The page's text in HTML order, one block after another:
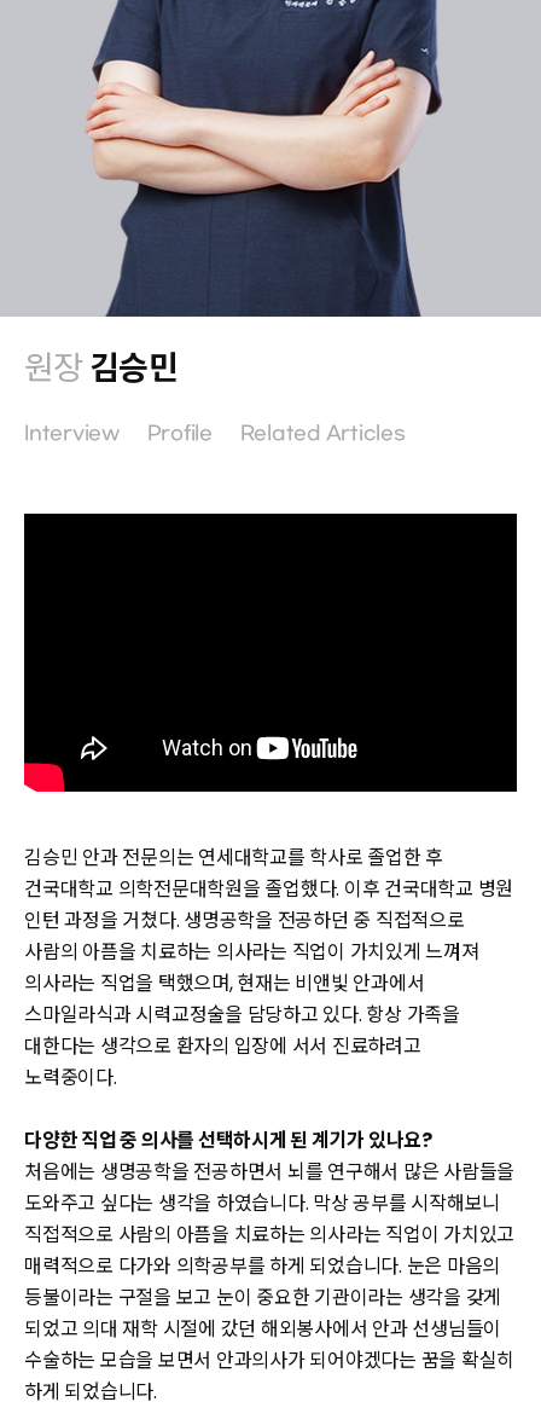
원장김승민
Interview Profile Related Articles
김승민 안과 전문의는 연세대학교를 학사로 졸업한 후
건국대학교 의학전문대학원을 졸업했다. 이후 건국대학교 병원
인턴 과정을 거쳤다. 생명공학을 전공하던 중 직접적으로
사람의 아픔을 치료하는 의사라는 직업이 가치있게 느껴져
의사라는 직업을 택했으며, 현재는 비앤빛 안과에서
스마일라식과 시력교정술을 담당하고 있다. 항상 가족을
대한다는 생각으로 환자의 입장에 서서 진료하려고
노력중이다.
다양한 직업 중 의사를 선택하시게 된 계기가 있나요?
처음에는 생명공학을 전공하면서 뇌를 연구해서 많은 사람들을
도와주고 싶다는 생각을 하였습니다. 막상 공부를 시작해보니
직접적으로 사람의 아픔을 치료하는 의사라는 직업이 가치있고
매력적으로 다가와 의학공부를 하게 되었습니다. 눈은 마음의
등불이라는 구절을 보고 눈이 중요한 기관이라는 생각을 갖게
되었고 의대 재학 시절에 갔던 해외봉사에서 안과 선생님들이
수술하는 모습을 보면서 안과의사가 되어야겠다는 꿈을 확실히
하게 되었습니다.